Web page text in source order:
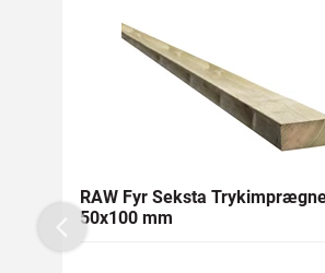
RAW Fyr Seksta
50x100 mm
Previous